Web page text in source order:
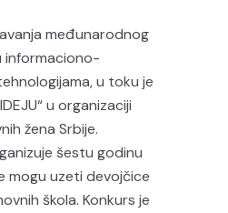
međunarodnog
informaciono-
u toku je
u organizaciji
žena Srbije.
šestu godinu
mogu uzeti devojčice
škola. Konkurs je